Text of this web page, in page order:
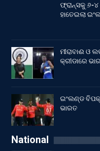
ଫ୍ରାନ୍ସକୁ ୬-
ହାତେଇଲା
ମୀରାବାଈ ଓ
କ୍ରୀଡାରେ
ଇଂଲଣ୍ଡ
ଭାରତ
National